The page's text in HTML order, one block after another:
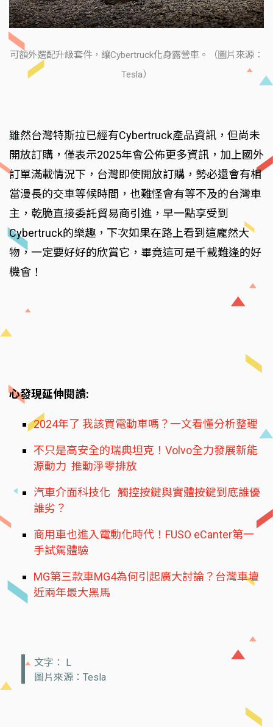
可額外選配升級套件，讓Cybertruck化身露營車。（圖片來源：
Tesla）
雖然台灣特斯拉已經有Cybertruck產品資訊，但尚未
開放訂購，僅表示2025年會公佈更多資訊，加上國外
訂單滿載情況下，台灣即使開放訂購，勢必還會有相
當漫長的交車等候時間，也難怪會有等不及的台灣車
主，乾脆直接委託貿易商引進，早一點享受到
Cybertruck的樂趣，下次如果在路上看到這龐然大
物，一定要好好的欣賞它，畢竟這可是千載難逢的好
機會！
心發現延伸閱讀:
2024年了 我該買電動車嗎？一文看懂分析整理
不只是高安全的瑞典坦克！Volvo全力發展新能
源動力 推動淨零排放
汽車介面科技化 觸控按鍵與實體按鍵到底誰優
誰劣？
商用車也進入電動化時代！FUSO eCanter第一
手試駕體驗
MG第三款車MG4為何引起廣大討論？台灣車壇
近兩年最大黑馬
文字： L
圖片來源：Tesla